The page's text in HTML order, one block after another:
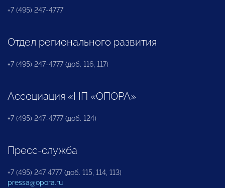
+7 (495) 247-4777
Отдел регионального развития
+7 (495) 247-4777 (доб. 116, 117)
Ассоциация «НП «ОПОРА»
+7 (495) 247-4777 (доб. 124)
Пресс-служба
+7 (495) 247 4777 (доб. 115, 114, 113)
pressa@opora.ru